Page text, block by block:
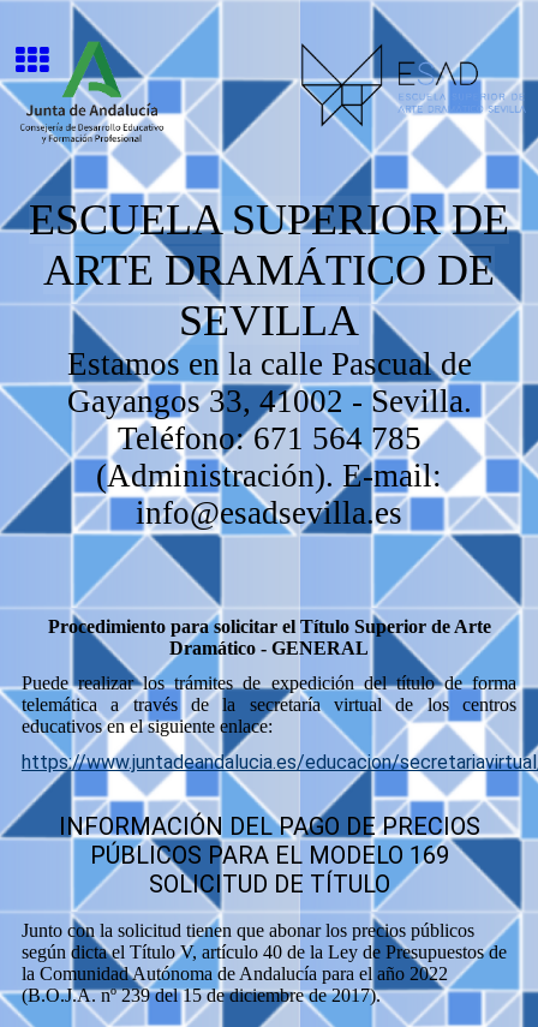
ESCUELA SUPERIOR DE
ARTE DRAMÁTICO DE
SEVILLA
Estamos en la calle Pascual de
Gayangos 33, 41002 - Sevilla.
Teléfono: 671 564 785
(Administración). E-mail:
info@esadsevilla.es
Procedimiento para solicitar el Título Superior de Arte
Dramático - GENERAL
Puede realizar los trámites de expedición del título de forma
telemática a través de la secretaría virtual de los centros
educativos en el siguiente enlace:
https://www.juntadeandalucia.es/educacion/
INFORMACIÓN DEL PAGO DE PRECIOS
PÚBLICOS PARA EL MODELO 169
SOLICITUD DE TÍTULO
Junto con la solicitud tienen que abonar los precios públicos
según dicta el Título V, artículo 40 de la Ley de Presupuestos de
la Comunidad Autónoma de Andalucía para el año 2022
(B.O.J.A. nº 239 del 15 de diciembre de 2017).